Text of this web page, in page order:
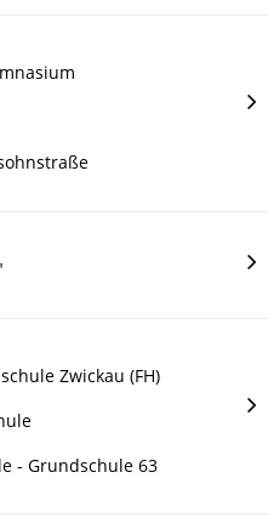
Zwickau (FH)
- Grundschule 63